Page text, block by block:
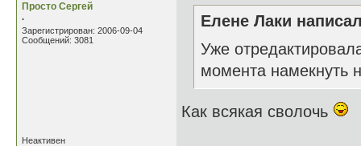
Просто Сергей
.
Зарегистрирован: 2006-09-04
Сообщений: 3081
Елене Лаки
Уже
момента намекнуть
Как всякая сволочь
Неактивен